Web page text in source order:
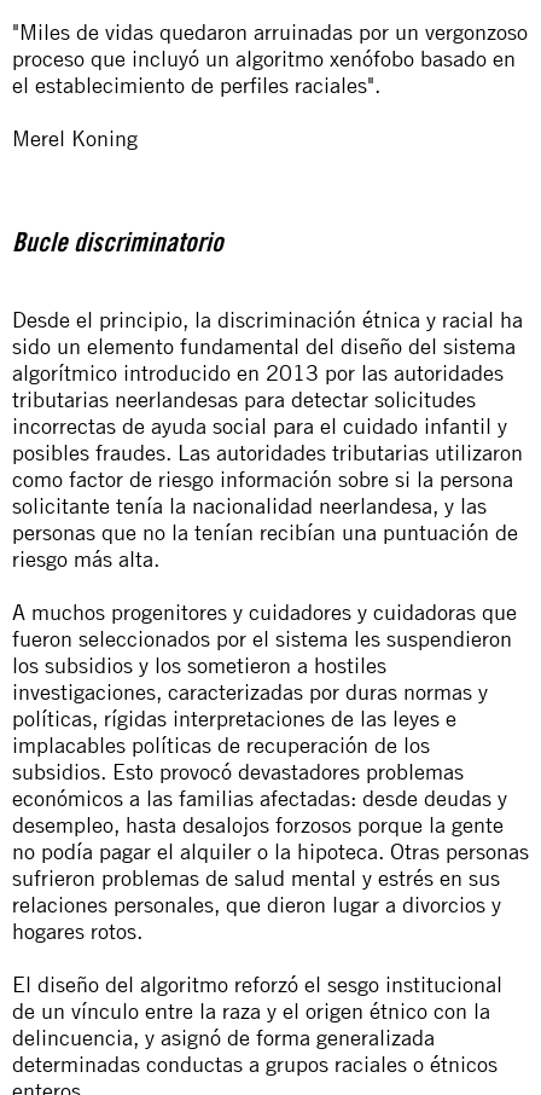
"Miles de vidas quedaron arruinadas por un vergonzoso
proceso que incluyó un algoritmo xenófobo basado en
el establecimiento de perfiles raciales".
Merel Koning
Bucle discriminatorio
Desde el principio, la discriminación étnica y racial ha
sido un elemento fundamental del diseño del sistema
algorítmico introducido en 2013 por las autoridades
tributarias neerlandesas para detectar solicitudes
incorrectas de ayuda social para el cuidado infantil y
posibles fraudes. Las autoridades tributarias utilizaron
como factor de riesgo información sobre si la persona
solicitante tenía la nacionalidad neerlandesa, y las
personas que no la tenían recibían una puntuación de
riesgo más alta.
A muchos progenitores y cuidadores y cuidadoras que
fueron seleccionados por el sistema les suspendieron
los subsidios y los sometieron a hostiles
investigaciones, caracterizadas por duras normas y
políticas, rígidas interpretaciones de las leyes e
implacables políticas de recuperación de los
subsidios. Esto provocó devastadores problemas
económicos a las familias afectadas: desde deudas y
desempleo, hasta desalojos forzosos porque la gente
no podía pagar el alquiler o la hipoteca. Otras personas
sufrieron problemas de salud mental y estrés en sus
relaciones personales, que dieron lugar a divorcios y
hogares rotos.
El diseño del algoritmo reforzó el sesgo institucional
de un vínculo entre la raza y el origen étnico con la
delincuencia, y asignó de forma generalizada
determinadas conductas a grupos raciales o étnicos